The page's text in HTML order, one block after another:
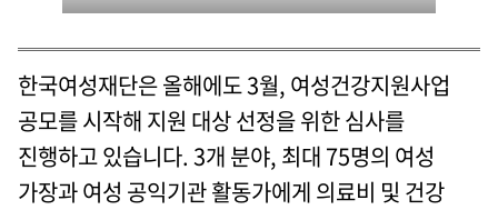
한국여성재단은 올해에도 3월, 여성건강지원사업
공모를 시작해 지원 대상 선정을 위한 심사를
진행하고 있습니다. 3개 분야, 최대 75명의 여성
가장과 여성 공익기관 활동가에게 의료비 및 건강